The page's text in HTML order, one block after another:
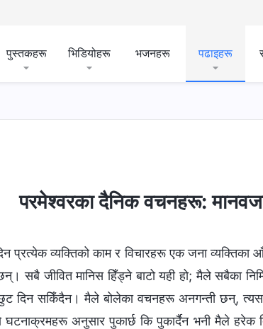
पुस्तकहरू भिडियोहरू भजनहरू पढाइहरू
परमेश्‍वरका दैनिक वचनहरू:
प्रत्येक व्यक्तिको काम र विचारहरू एक जना व्यक्तिका
सबै जीवित मानिस हिँड्ने बाटो यही हो; मैले सबैका
दिन सकिँदैन। मैले बोलेका वचनहरू अनगन्ती छन्,
घटनाक्रमहरू अनुसार पुकार्छ कि पुकार्दैन भनी मैले हरेक